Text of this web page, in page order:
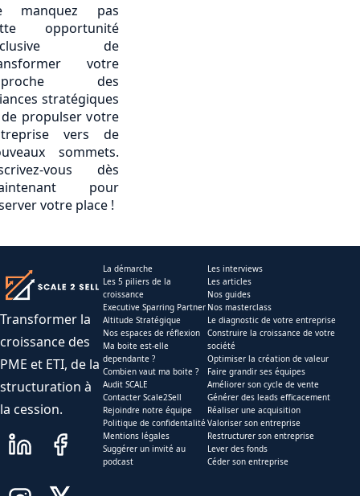
manquez pas
opportunité
de
votre
des
stratégiques
propulser votre
vers de
sommets.
vous dès
pour
votre place !
Transformer la
croissance des
PME et ETI, de la
structuration à
la cession.
La démarche
Les 5 piliers de la
croissance
Executive Sparring Partner
Altitude Stratégique
Nos espaces de réflexion
Ma boite est-elle
dependante ?
Combien vaut ma boite ?
Audit SCALE
Contacter Scale2Sell
Rejoindre notre équipe
Politique de confidentalité
Mentions légales
Suggérer un invité au
podcast
Les interviews
Les articles
Nos guides
Nos masterclass
Le diagnostic de votre entreprise
Construire la croissance de votre
société
Optimiser la création de valeur
Faire grandir ses équipes
Améliorer son cycle de vente
Générer des leads efficacement
Réaliser une acquisition
Valoriser son entreprise
Restructurer son entreprise
Lever des fonds
Céder son entreprise